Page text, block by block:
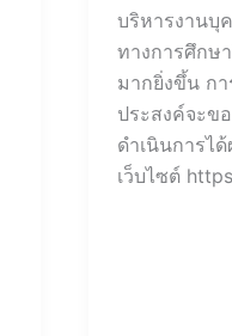
บริหารงานบุ
ทางการศึกษ
มากยิ่งขึ้น ก
ประสงค์จะข
ดำเนินการไ
เว็บไซต์